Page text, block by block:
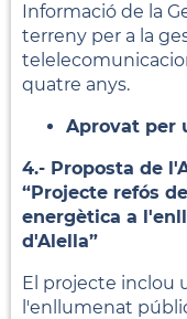
Informació de la
terreny per a la
quatre anys.
Aprovat per
4.- Proposta de
“Projecte refós
energètica a
d'Alella”
El projecte inclou
l'enllumenat